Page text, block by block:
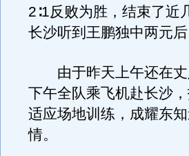
2∶1反败为胜，结束了近
长沙听到王鹏独中两元
由于昨天上午还在丈
下午全队乘飞机赴长沙
适应场地训练，成耀东
情。